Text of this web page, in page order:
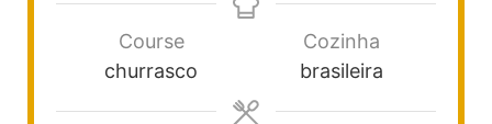
Course
churrasco
Cozinha
brasileira